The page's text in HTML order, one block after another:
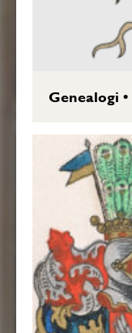
Genealogi •